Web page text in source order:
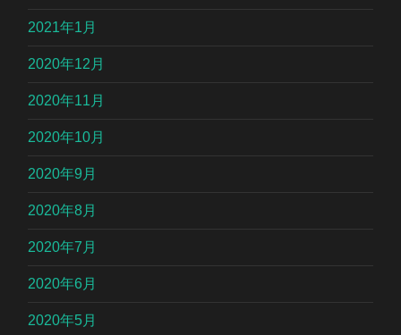
2021年1月
2020年12月
2020年11月
2020年10月
2020年9月
2020年8月
2020年7月
2020年6月
2020年5月